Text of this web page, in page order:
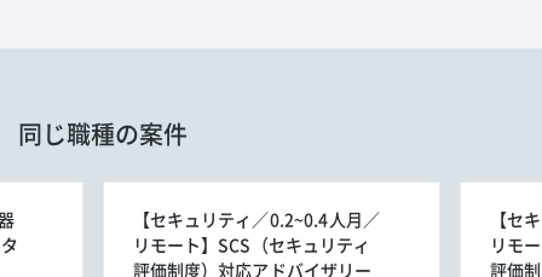
同じ職種の案件
【セキュリティ／0.2~0.4人月／
リモート】SCS（セキュリティ
評価制度）対応アドバイザリー
【セ
リモ
評価